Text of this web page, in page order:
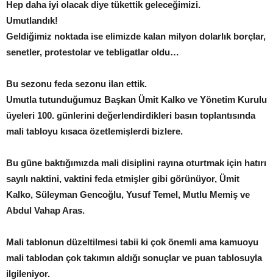
Hep daha iyi olacak diye tükettik geleceğimizi.
Umutlandık!
Geldiğimiz noktada ise elimizde kalan milyon dolarlık borçlar,
senetler, protestolar ve tebligatlar oldu…
Bu sezonu feda sezonu ilan ettik.
Umutla tutunduğumuz Başkan Ümit Kalko ve Yönetim Kurulu
üyeleri 100. günlerini değerlendirdikleri basın toplantısında
mali tabloyu kısaca özetlemişlerdi bizlere.
Bu güne baktığımızda mali disiplini rayına oturtmak için hatırı
sayılı naktini, vaktini feda etmişler gibi görünüyor, Ümit
Kalko, Süleyman Gencoğlu, Yusuf Temel, Mutlu Memiş ve
Abdul Vahap Aras.
Mali tablonun düzeltilmesi tabii ki çok önemli ama kamuoyu
mali tablodan çok takımın aldığı sonuçlar ve puan tablosuyla
ilgileniyor.